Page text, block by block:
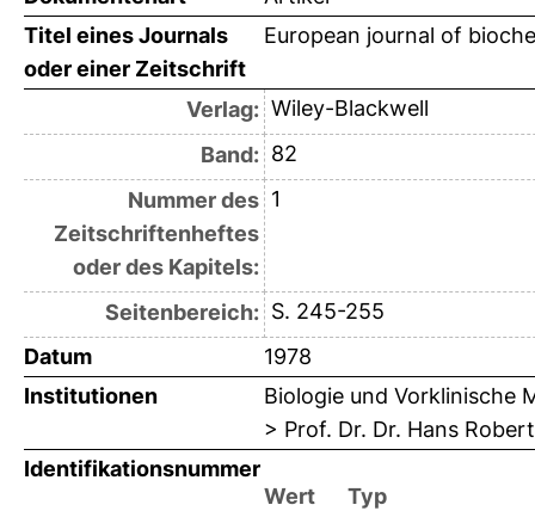
Titel eines Journals
oder einer Zeitschrift
European journal of
Verlag: Wiley-Blackwell
Band: 82
Nummer des
Zeitschriftenheftes
oder des Kapitels:
1
Seitenbereich: S. 245-255
Datum
1978
Institutionen
Biologie und Vorklinische
> Prof. Dr. Dr. Hans
Identifikationsnummer
Wert
Typ